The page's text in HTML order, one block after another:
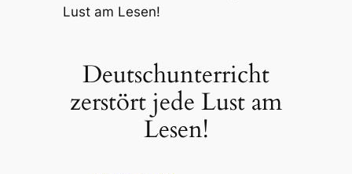
Lust am Lesen!
Deutschunterricht
zerstört jede Lust am
Lesen!